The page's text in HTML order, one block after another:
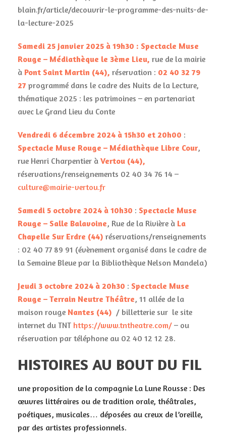
blain.fr/article/decouvrir-le-programme-des-nuits-de-
la-lecture-2025
Samedi 25 janvier 2025 à 19h30 : Spectacle Muse
Rouge – Médiathèque le 3ème Lieu, rue de la mairie
à Pont Saint Martin (44), réservation : 02 40 32 79
27 programmé dans le cadre des Nuits de la Lecture,
thématique 2025 : les patrimoines – en partenariat
avec Le Grand Lieu du Conte
Vendredi 6 décembre 2024 à 15h30 et 20h00 :
Spectacle Muse Rouge – Médiathèque Libre Cour,
rue Henri Charpentier à Vertou (44),
réservations/renseignements 02 40 34 76 14 –
culture@mairie-vertou.fr
Samedi 5 octobre 2024 à 10h30 : Spectacle Muse
Rouge – Salle Balavoine, Rue de la Rivière à La
Chapelle Sur Erdre (44) réservations/renseignements
: 02 40 77 89 91 (évènement organisé dans le cadre de
la Semaine Bleue par la Bibliothèque Nelson Mandela)
Jeudi 3 octobre 2024 à 20h30 : Spectacle Muse
Rouge – Terrain Neutre Théâtre, 11 allée de la
maison rouge Nantes (44) / billetterie sur le site
internet du TNT https://www.tntheatre.com/ – ou
réservation par téléphone au 02 40 12 12 28.
HISTOIRES AU BOUT DU FIL
une proposition de la compagnie La Lune Rousse : Des
œuvres littéraires ou de tradition orale, théâtrales,
poétiques, musicales… déposées au creux de l’oreille,
par des artistes professionnels.